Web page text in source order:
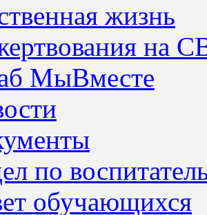
жизнь
на
МыВместе
по
обучающихся